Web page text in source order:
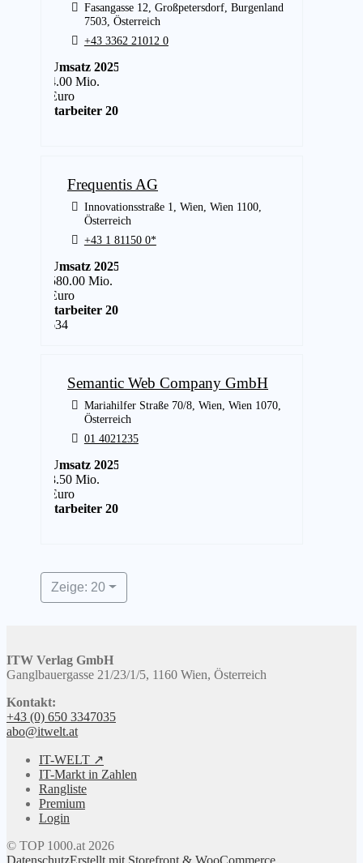
Fasangasse 12, Großpetersdorf, Burgenland
7503, Österreich
+43 3362 21012 0
Umsatz 2025
4.00 Mio.
Euro
Mitarbeiter 2025
Frequentis AG
Innovationsstraße 1, Wien, Wien 1100,
Österreich
+43 1 81150 0*
Umsatz 2025
580.00 Mio.
Euro
Mitarbeiter 2025
2,634
Semantic Web Company GmbH
Mariahilfer Straße 70/8, Wien, Wien 1070,
Österreich
01 4021235
Umsatz 2025
3.50 Mio.
Euro
Mitarbeiter 2025
Zeige: 20
ITW Verlag GmbH
Ganglbauergasse 21/23/1/5, 1160 Wien, Österreich
Kontakt:
+43 (0) 650 3347035
abo@itwelt.at
IT-WELT ↗
IT-Markt in Zahlen
Rangliste
Premium
Login
© TOP 1000.at 2026